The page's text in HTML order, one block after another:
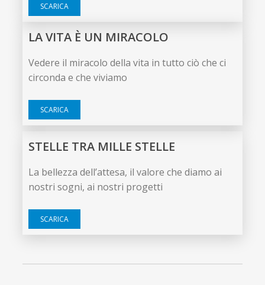
SCARICA
LA VITA È UN MIRACOLO
Vedere il miracolo della vita in tutto ciò che ci
circonda e che viviamo
SCARICA
STELLE TRA MILLE STELLE
La bellezza dell’attesa, il valore che diamo ai
nostri sogni, ai nostri progetti
SCARICA